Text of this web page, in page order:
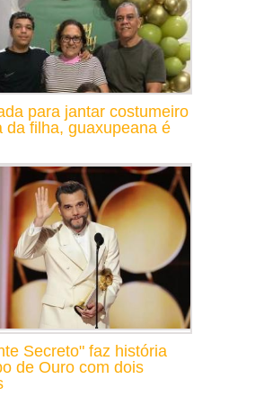
para jantar costumeiro
da filha, guaxupeana é
Secreto" faz história
de Ouro com dois